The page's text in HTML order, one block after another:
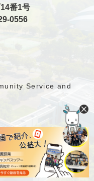
番1号
0556
Service and